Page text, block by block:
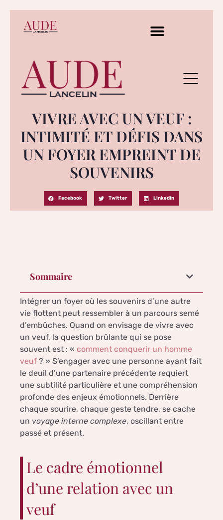
VIVRE AVEC UN VEUF :
INTIMITÉ ET DÉFIS DANS
UN FOYER EMPREINT DE
SOUVENIRS
Facebook Twitter LinkedIn
Sommaire
Intégrer un foyer où les souvenirs d’une autre
vie flottent peut ressembler à un parcours semé
d’embûches. Quand on envisage de vivre avec
un veuf, la question brûlante qui se pose
souvent est : « comment conquerir un homme
veuf ? » S’engager avec une personne ayant fait
le deuil d’une partenaire précédente requiert
une subtilité particulière et une compréhension
profonde des enjeux émotionnels. Derrière
chaque sourire, chaque geste tendre, se cache
un voyage interne complexe, oscillant entre
passé et présent.
Le cadre émotionnel
d’une relation avec un
veuf